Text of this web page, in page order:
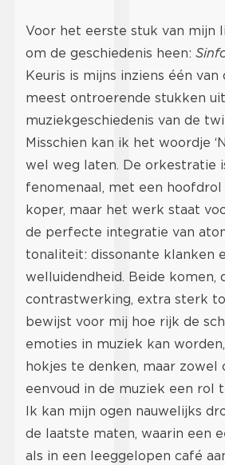
Voor het eerste stuk van mijn
om de geschiedenis heen:
Keuris is mijns inziens één van
meest ontroerende stukken
muziekgeschiedenis van de
Misschien kan ik het woordje
wel weg laten. De orkestratie
fenomenaal, met een
koper, maar het werk staat
de perfecte integratie van
tonaliteit: dissonante klanken
welluidendheid. Beide komen,
contrastwerking, extra sterk
bewijst voor mij hoe rijk de
emoties in muziek kan
hokjes te denken, maar
eenvoud in de muziek een rol
Ik kan mijn ogen nauwelijks
de laatste maten, waarin een
als in een leeggelopen café